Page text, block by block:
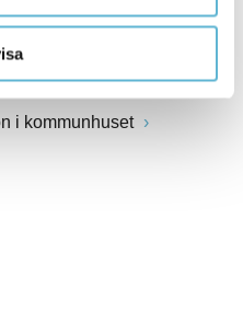
i kommunhuset